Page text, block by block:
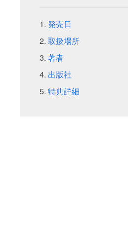
発売日
取扱場所
著者
出版社
特典詳細